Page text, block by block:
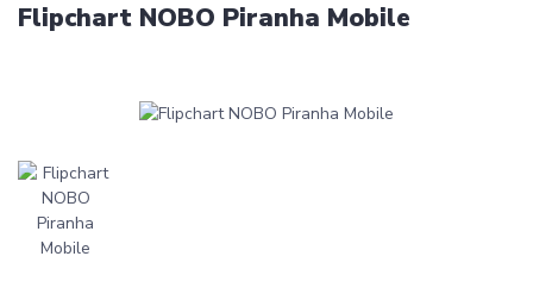
Flipchart NOBO Piranha Mobile